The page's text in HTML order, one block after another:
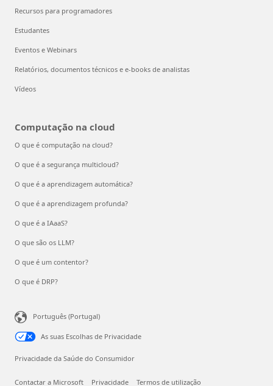
Recursos para programadores
Estudantes
Eventos e Webinars
Relatórios, documentos técnicos e e-books de analistas
Vídeos
Computação na cloud
O que é computação na cloud?
O que é a segurança multicloud?
O que é a aprendizagem automática?
O que é a aprendizagem profunda?
O que é a IAaaS?
O que são os LLM?
O que é um contentor?
O que é DRP?
Português (Portugal)
As suas Escolhas de Privacidade
Privacidade da Saúde do Consumidor
Contactar a Microsoft Privacidade Termos de utilização